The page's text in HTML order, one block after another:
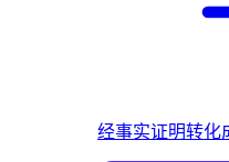
经事实证明转化